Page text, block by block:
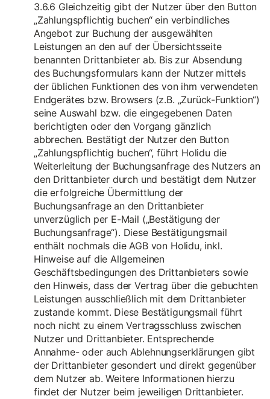
3.6.6 Gleichzeitig gibt der Nutzer über den Button
„Zahlungspflichtig buchen“ ein verbindliches
Angebot zur Buchung der ausgewählten
Leistungen an den auf der Übersichtsseite
benannten Drittanbieter ab. Bis zur Absendung
des Buchungsformulars kann der Nutzer mittels
der üblichen Funktionen des von ihm verwendeten
Endgerätes bzw. Browsers (z.B. „Zurück-Funktion“)
seine Auswahl bzw. die eingegebenen Daten
berichtigten oder den Vorgang gänzlich
abbrechen. Bestätigt der Nutzer den Button
„Zahlungspflichtig buchen“, führt Holidu die
Weiterleitung der Buchungsanfrage des Nutzers an
den Drittanbieter durch und bestätigt dem Nutzer
die erfolgreiche Übermittlung der
Buchungsanfrage an den Drittanbieter
unverzüglich per E-Mail („Bestätigung der
Buchungsanfrage“). Diese Bestätigungsmail
enthält nochmals die AGB von Holidu, inkl.
Hinweise auf die Allgemeinen
Geschäftsbedingungen des Drittanbieters sowie
den Hinweis, dass der Vertrag über die gebuchten
Leistungen ausschließlich mit dem Drittanbieter
zustande kommt. Diese Bestätigungsmail führt
noch nicht zu einem Vertragsschluss zwischen
Nutzer und Drittanbieter. Entsprechende
Annahme- oder auch Ablehnungserklärungen gibt
der Drittanbieter gesondert und direkt gegenüber
dem Nutzer ab. Weitere Informationen hierzu
findet der Nutzer beim jeweiligen Drittanbieter.